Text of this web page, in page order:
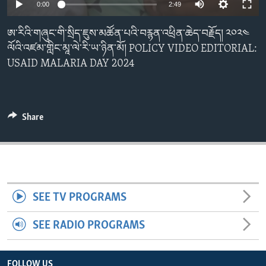
ENVIRONMENT AND HEALTH
IDEALS AND INSTITUTIONS
0:00 2:49
ཨ་རིའི་གཞུང་གི་སྲིད་ཇུས་མཚོན་པའི་བརྙན་འཕྲིན་ཆེད་བརྗོད། ༢༠༢༤
ལོའི་འཛམ་གླིང་མཱ་ལེ་རི་ཡ་ཉིན་མོ། POLICY VIDEO EDITORIAL:
USAID MALARIA DAY 2024
Share
SEE TV PROGRAMS
SEE RADIO PROGRAMS